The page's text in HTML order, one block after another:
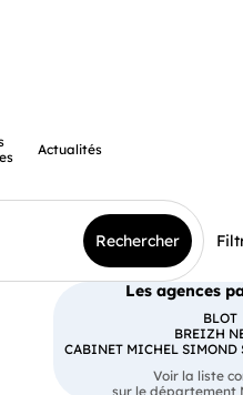
Actualités
Rechercher
Les agences
BLOT
BREIZH
CABINET MICHEL SIMOND
Voir la liste
sur le département